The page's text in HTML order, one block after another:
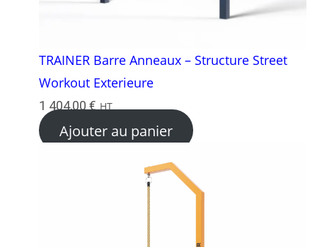
TRAINER Barre Anneaux – Structure Street
Workout Exterieure
1 404,00€ HT
Ajouter au panier